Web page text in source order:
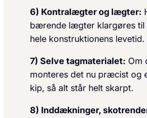
6) Kontralægter og lægter:
bærende lægter klargøres til
hele konstruktionens levetid.
7) Selve tagmaterialet: Om
monteres det nu præcist og
kip, så alt står helt skarpt.
8) Inddækninger,